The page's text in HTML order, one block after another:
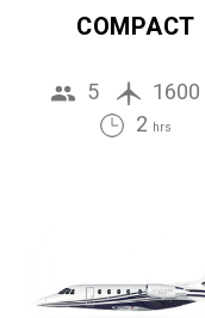
COMPACT
5 1600
2 hrs